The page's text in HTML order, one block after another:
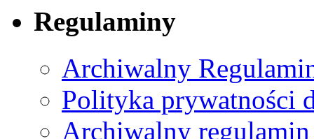
Regulaminy
Archiwalny
Polityka prywatności
Archiwalny